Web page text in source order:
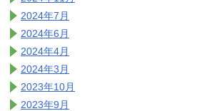
2024年7月
2024年6月
2024年4月
2024年3月
2023年10月
2023年9月